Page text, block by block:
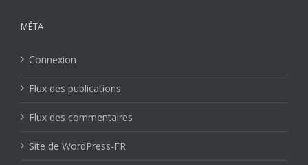
MÉTA
Connexion
Flux des publications
Flux des commentaires
Site de WordPress-FR